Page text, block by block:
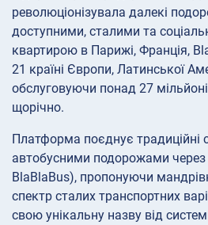
революціонізувала далекі
доступними, сталими та
квартирою в Парижі, Франція,
21 країні Європи, Латинської
обслуговуючи понад 27
щорічно.
Платформа поєднує традиційні
автобусними подорожами через
BlaBlaBus), пропонуючи
спектр сталих транспортних
свою унікальну назву від